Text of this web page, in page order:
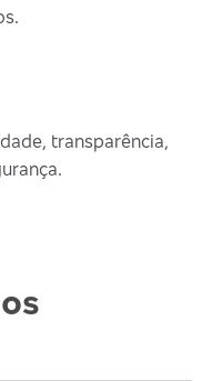
transparência,